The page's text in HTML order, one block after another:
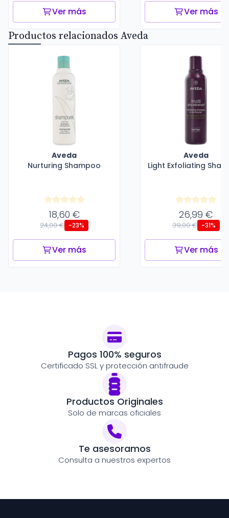
Ver más Ver más
Productos relacionados Aveda
Aveda
Nurturing Shampoo
18,60 €
24,00 € -23%
Ver más
Aveda
Light Exfoliating
26,99 €
39,00 € -31%
Ver más
Pagos 100% seguros
Certificado SSL y protección antifraude
Productos Originales
Solo de marcas oficiales
Te asesoramos
Consulta a nuestros expertos